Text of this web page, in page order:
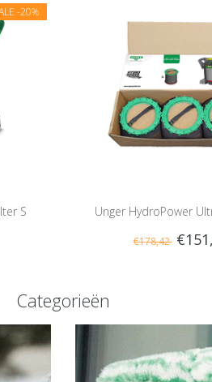
-20%
S Unger HydroPower
€178,42
Categorieën